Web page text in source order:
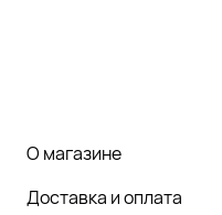
О магазине
Доставка и оплата